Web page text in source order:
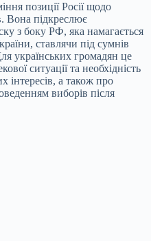
позиції Росії щодо
Вона підкреслює
з боку РФ, яка намагається
ставлячи під сумнів
українських громадян це
ситуації та необхідність
інтересів, а також про
виборів після